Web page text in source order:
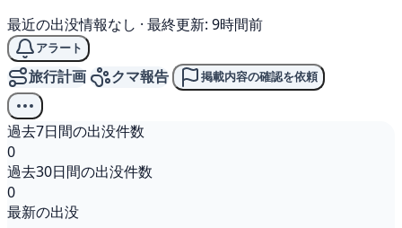
最近の出没情報なし · 最終更新: 9時間前
アラート
旅行計画 クマ報告 掲載内容の確認を依頼
過去7日間の出没件数
0
過去30日間の出没件数
0
最新の出没